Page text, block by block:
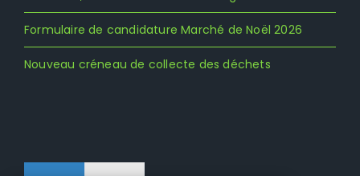
Formulaire de candidature Marché de Noël 2026
Nouveau créneau de collecte des déchets